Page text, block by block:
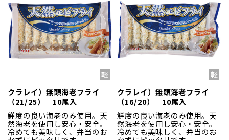
クラレイ）無頭海老フライ
（21/25） 10尾入
鮮度の良い海老のみ使用。天
然海老を使用し安心・安全。
冷めても美味しく、弁当のお
クラレイ）無頭海老フライ
（16/20） 10尾入
鮮度の良い海老のみ使用。天
然海老を使用し安心・安全。
冷めても美味しく、弁当のお